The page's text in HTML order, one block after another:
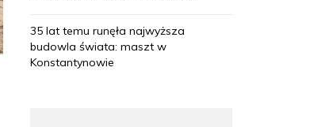
35 lat temu runęła najwyższa
budowla świata: maszt w
Konstantynowie